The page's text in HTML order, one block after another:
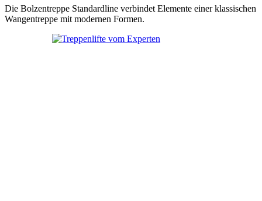
Die Bolzentreppe Standardline verbindet Elemente einer klassischen
Wangentreppe mit modernen Formen.